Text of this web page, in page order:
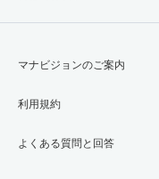
マナビジョンのご案内
利用規約
よくある質問と回答